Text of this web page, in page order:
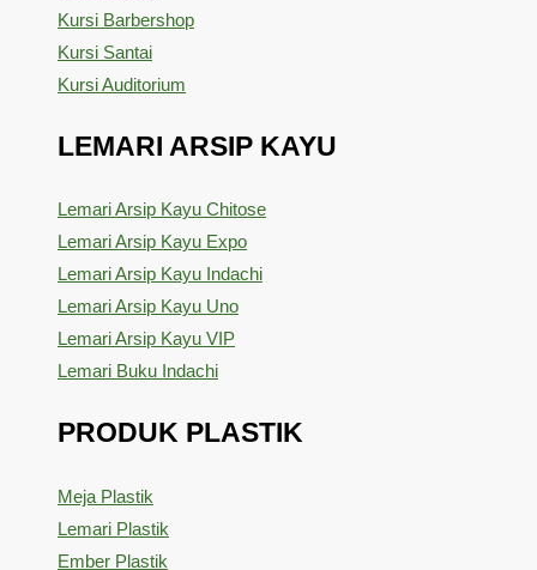
Kursi Barbershop
Kursi Santai
Kursi Auditorium
LEMARI ARSIP KAYU
Lemari Arsip Kayu Chitose
Lemari Arsip Kayu Expo
Lemari Arsip Kayu Indachi
Lemari Arsip Kayu Uno
Lemari Arsip Kayu VIP
Lemari Buku Indachi
PRODUK PLASTIK
Meja Plastik
Lemari Plastik
Ember Plastik